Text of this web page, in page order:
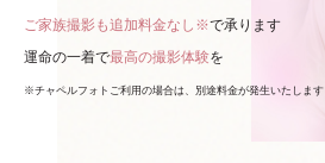
ご家族撮影も追加料金なし※で承ります
運命の一着で最高の撮影体験を
※チャペルフォトご利用の場合は、別途料金が発生いたします